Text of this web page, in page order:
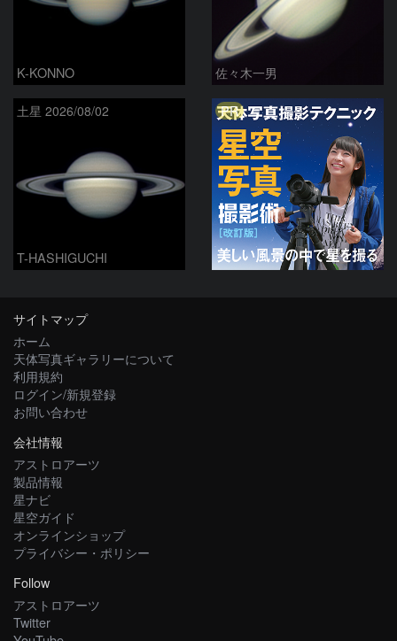
K-KONNO 佐々木一男
土星 2026/08/02
T-HASHIGUCHI
PR
サイトマップ
ホーム
天体写真ギャラリーについて
利用規約
ログイン/新規登録
お問い合わせ
会社情報
アストロアーツ
製品情報
星ナビ
星空ガイド
オンラインショップ
プライバシー・ポリシー
Follow
アストロアーツ
Twitter